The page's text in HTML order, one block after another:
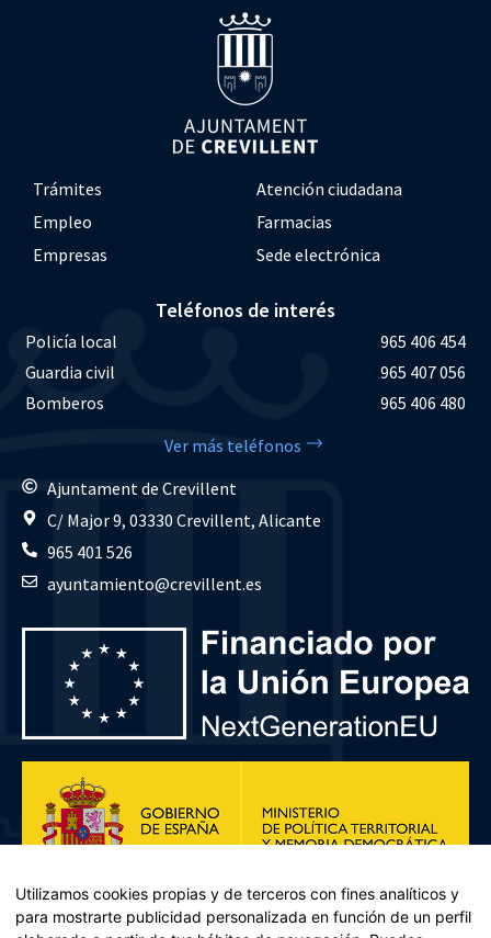
Trámites
Atención ciudadana
Empleo
Farmacias
Empresas
Sede electrónica
Teléfonos de interés
Policía local
965 406 454
Guardia civil
965 407 056
Bomberos
965 406 480
Ver más teléfonos
Ajuntament de Crevillent
C/ Major 9, 03330 Crevillent, Alicante
965 401 526
ayuntamiento@crevillent.es
Utilizamos cookies propias y de terceros con fines analíticos y
para mostrarte publicidad personalizada en función de un perfil